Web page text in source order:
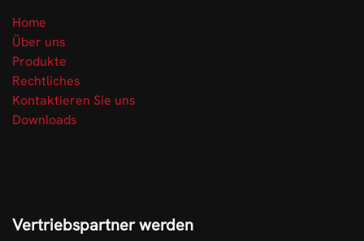
Home
Über uns
Produkte
Rechtliches
Kontaktieren Sie uns
Downloads
Vertriebspartner werden